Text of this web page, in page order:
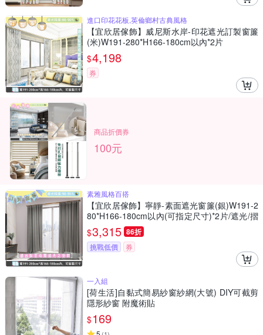
進口印花花板,英倫鄉村古典風格
【宜欣居傢飾】威尼斯水岸-印花遮光訂製窗簾
(米)W191-280*H166-180cm以內*2片
$4,198
券
商品折價券
100元
素雅風格百搭
【宜欣居傢飾】寧靜-素面遮光窗簾(銀)W191-2
80*H166-180cm以內(可指定尺寸)*2片/遮光/摺
景/半腰/窗簾/台灣製MIT
$3,315 86折
挑戰低價 券
一入組
[荷生活]自黏式簡易紗窗紗網(大號) DIY可截剪
隱形紗窗 附魔術貼
$169